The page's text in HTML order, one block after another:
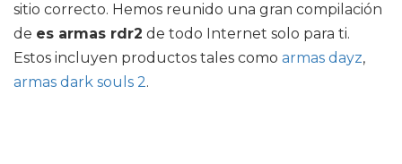
sitio correcto. Hemos reunido una gran compilación
de es armas rdr2 de todo Internet solo para ti.
Estos incluyen productos tales como armas dayz,
armas dark souls 2.